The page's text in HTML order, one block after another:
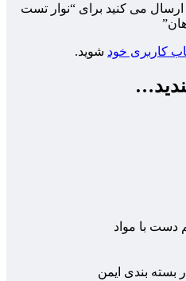
ارسال می کنید برای “نوار تست
کاربری خود شوید.
دست با مواد